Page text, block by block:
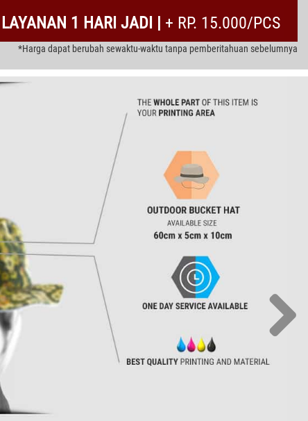
LAYANAN 1 HARI JADI | + RP. 15.000/PCS
*Harga dapat berubah sewaktu-waktu tanpa pemberitahuan sebelumnya